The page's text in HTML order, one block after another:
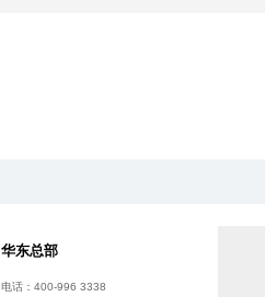
华东总部
电话：400-996 3338